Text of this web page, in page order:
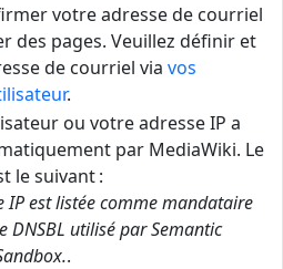
votre adresse de courriel
des pages. Veuillez définir et
de courriel via vos
.
ou votre adresse IP a
par MediaWiki. Le
le suivant :
IP est listée comme mandataire
DNSBL utilisé par Semantic
.